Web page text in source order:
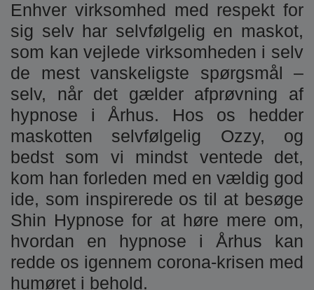
Enhver virksomhed med respekt for
sig selv har selvfølgelig en maskot,
som kan vejlede virksomheden i selv
de mest vanskeligste spørgsmål –
selv, når det gælder afprøvning af
hypnose i Århus. Hos os hedder
maskotten selvfølgelig Ozzy, og
bedst som vi mindst ventede det,
kom han forleden med en vældig god
ide, som inspirerede os til at besøge
Shin Hypnose for at høre mere om,
hvordan en hypnose i Århus kan
redde os igennem corona-krisen med
humøret i behold.